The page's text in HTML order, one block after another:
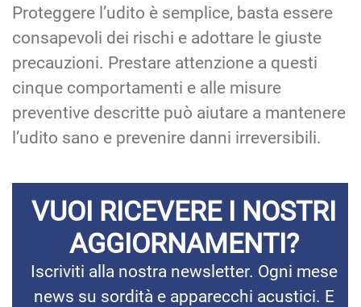
Proteggere l’udito è semplice, basta essere
consapevoli dei rischi e adottare le giuste
precauzioni. Prestare attenzione a questi
cinque comportamenti e alle misure
preventive descritte può aiutare a mantenere
l’udito sano e prevenire danni irreversibili.
VUOI RICEVERE I NOSTRI
AGGIORNAMENTI?
Iscriviti alla nostra newsletter. Ogni mese
news su sordità e apparecchi acustici. E